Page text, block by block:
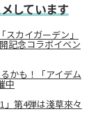
しています
カイガーデン」
記念コラボイベン
かも！「アイデム
中
」第4弾は淺草來々